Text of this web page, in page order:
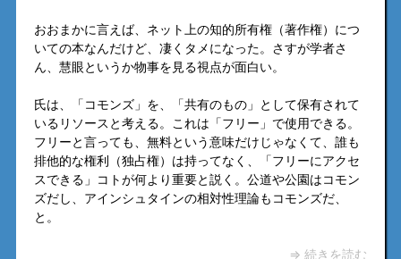
おおまかに言えば、ネット上の知的所有権（著作権）につ
いての本なんだけど、凄くタメになった。さすが学者さ
ん、慧眼というか物事を見る視点が面白い。
氏は、「コモンズ」を、「共有のもの」として保有されて
いるリソースと考える。これは「フリー」で使用できる。
フリーと言っても、無料という意味だけじゃなくて、誰も
排他的な権利（独占権）は持ってなく、「フリーにアクセ
スできる」コトが何より重要と説く。公道や公園はコモン
ズだし、アインシュタインの相対性理論もコモンズだ、
と。
⇒ 続きを読む